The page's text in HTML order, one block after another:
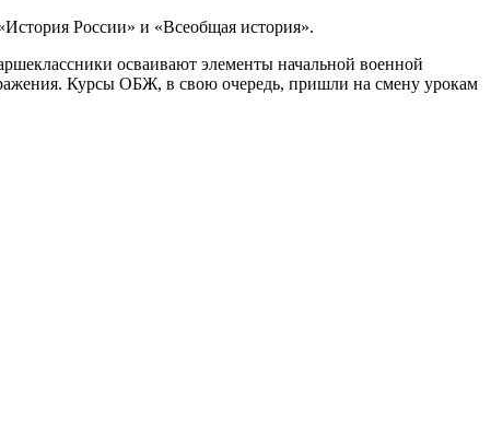
России» и «Всеобщая история».
осваивают элементы начальной военной
Курсы ОБЖ, в свою очередь, пришли на смену урокам